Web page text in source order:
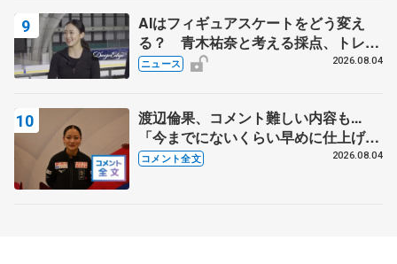
AIはフィギュアスケートをどう変え
る？ 青木祐奈と考える採点、トレー
ニングの未来
ニュース 2026.08.04
渡辺倫果、コメント難しい内容も...
「今までにないくらい早めに仕上げら
れている」 【アジアンオープントロ
コメント全文 2026.08.04